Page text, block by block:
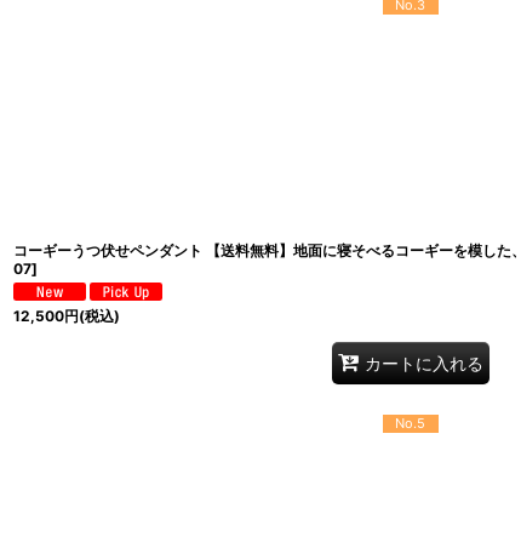
No.3
コーギーうつ伏せペンダント 【送料無料】地面に寝そべるコーギーを模した
07]
12,500円(税込)
カートに入れる
No.5